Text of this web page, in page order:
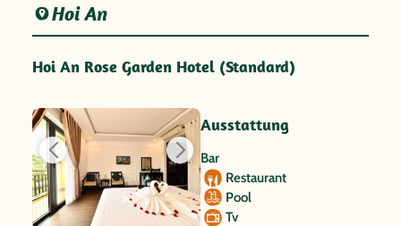
Hoi An
Hoi An Rose Garden Hotel (Standard)
Ausstattung
Bar
Restaurant
Pool
Tv